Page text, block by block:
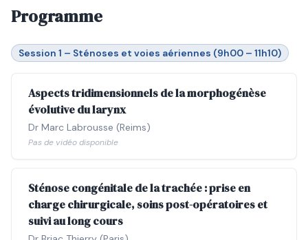
Programme
Session 1 – Sténoses et voies aériennes (9h00 – 11h10)
Aspects tridimensionnels de la morphogénèse
évolutive du larynx
Dr Marc Labrousse (Reims)
Pas de vidéo disponible
Sténose congénitale de la trachée : prise en
charge chirurgicale, soins post-opératoires et
suivi au long cours